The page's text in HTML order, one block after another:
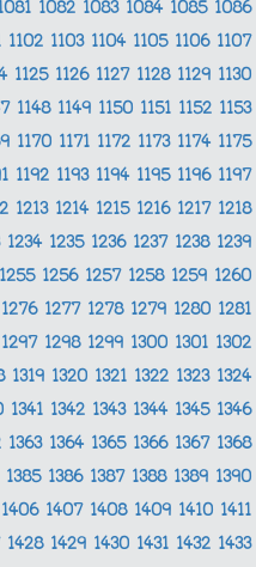
1082 1083 1084 1085 1086
1102 1103 1104 1105 1106 1107
1125 1126 1127 1128 1129 1130
1148 1149 1150 1151 1152 1153
1170 1171 1172 1173 1174 1175
1192 1193 1194 1195 1196 1197
1213 1214 1215 1216 1217 1218
1234 1235 1236 1237 1238 1239
1255 1256 1257 1258 1259 1260
1276 1277 1278 1279 1280 1281
1297 1298 1299 1300 1301 1302
1319 1320 1321 1322 1323 1324
1341 1342 1343 1344 1345 1346
1363 1364 1365 1366 1367 1368
1385 1386 1387 1388 1389 1390
1406 1407 1408 1409 1410 1411
1428 1429 1430 1431 1432 1433